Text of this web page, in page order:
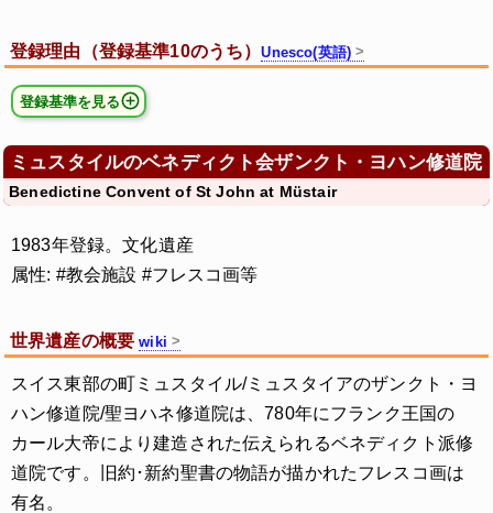
登録理由（登録基準10のうち）Unesco(英語)
登録基準を見る
ミュスタイルのベネディクト会ザンクト・ヨハン修道院
Benedictine Convent of St John at Müstair
1983年登録。文化遺産
属性: #教会施設 #フレスコ画等
世界遺産の概要wiki
スイス東部の町ミュスタイル/ミュスタイアのザンクト・ヨ
ハン修道院/聖ヨハネ修道院は、780年にフランク王国の
カール大帝により建造された伝えられるベネディクト派修
道院です。旧約･新約聖書の物語が描かれたフレスコ画は
有名。